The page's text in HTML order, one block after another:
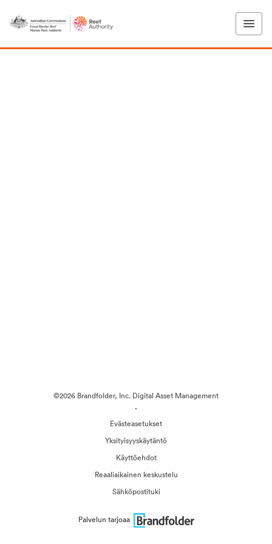
©2026 Brandfolder, Inc. Digital Asset Management
·
Evästeasetukset
Yksityisyyskäytäntö
Käyttöehdot
Reaaliaikainen keskustelu
Sähköpostituki
Palvelun tarjoaa